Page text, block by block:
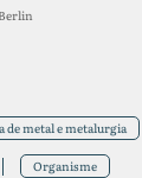
de metal e metalurgia
Organisme